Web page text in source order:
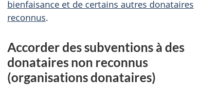
bienfaisance et de certains autres donataires
reconnus.
Accorder des subventions à des
donataires non reconnus
(organisations donataires)